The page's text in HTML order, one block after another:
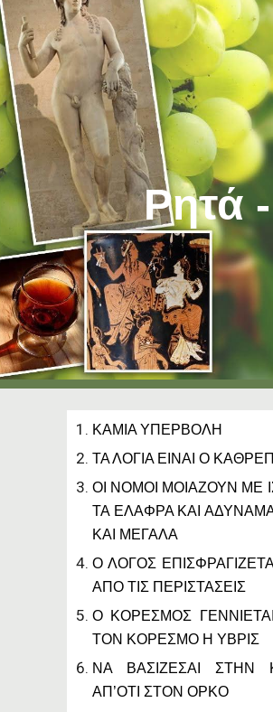
content
Ρητά
ΚΑΜΙΑ ΥΠΕΡΒΟΛΗ
ΤΑ ΛΟΓΙΑ ΕΙΝΑΙ Ο
ΟΙ ΝΟΜΟΙ ΜΟΙΑΖΟΥΝ ΜΕ
ΤΑ ΕΛΑΦΡΑ ΚΑΙ
ΚΑΙ ΜΕΓΑΛΑ
Ο ΛΟΓΟΣ
ΑΠΟ ΤΙΣ ΠΕΡΙΣΤΑΣΕΙΣ
Ο ΚΟΡΕΣΜΟΣ
ΤΟΝ ΚΟΡΕΣΜΟ Η ΥΒΡΙΣ
ΝΑ ΒΑΣΙΖΕΣΑΙ ΣΤΗΝ
ΑΠ’ΟΤΙ ΣΤΟΝ ΟΡΚΟ